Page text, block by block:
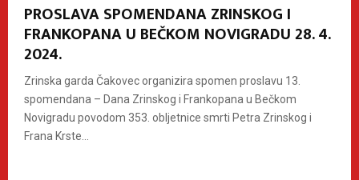
PROSLAVA SPOMENDANA ZRINSKOG I
FRANKOPANA U BEČKOM NOVIGRADU 28. 4.
2024.
Zrinska garda Čakovec organizira spomen proslavu 13.
spomendana – Dana Zrinskog i Frankopana u Bečkom
Novigradu povodom 353. obljetnice smrti Petra Zrinskog i
Frana Krste...